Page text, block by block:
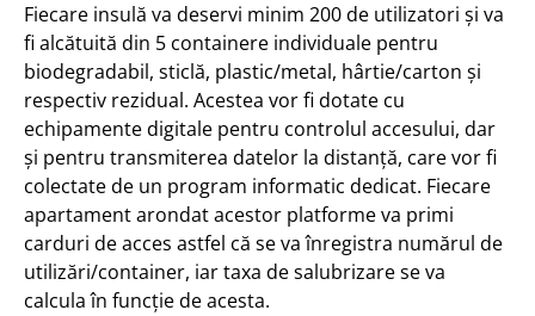
Fiecare insulă va deservi minim 200 de utilizatori și va
fi alcătuită din 5 containere individuale pentru
biodegradabil, sticlă, plastic/metal, hârtie/carton și
respectiv rezidual. Acestea vor fi dotate cu
echipamente digitale pentru controlul accesului, dar
și pentru transmiterea datelor la distanță, care vor fi
colectate de un program informatic dedicat. Fiecare
apartament arondat acestor platforme va primi
carduri de acces astfel că se va înregistra numărul de
utilizări/container, iar taxa de salubrizare se va
calcula în funcție de acesta.